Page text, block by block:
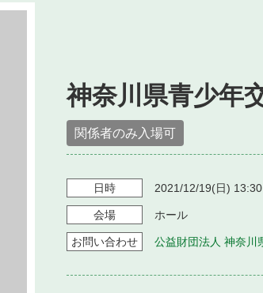
神奈川県青少年
関係者のみ入場可
日時 2021/12/19(日) 13:30
会場 ホール
お問い合わせ 公益財団法人 神奈川